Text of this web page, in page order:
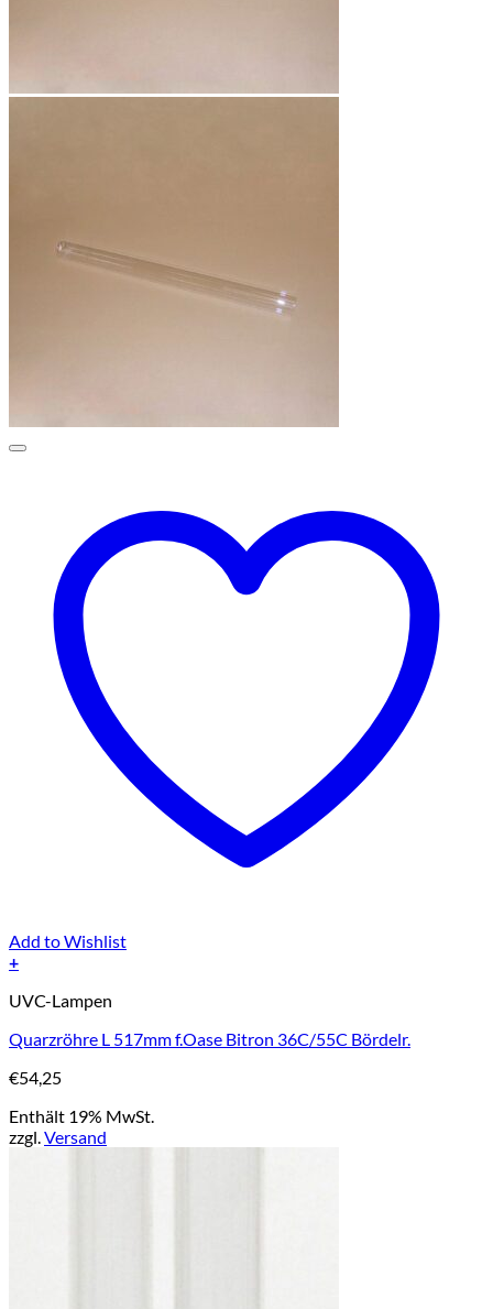
Add to Wishlist
+
UVC-Lampen
Quarzröhre L 517mm f.Oase Bitron 36C/55C Bördelr.
€54,25
Enthält 19% MwSt.
zzgl.Versand